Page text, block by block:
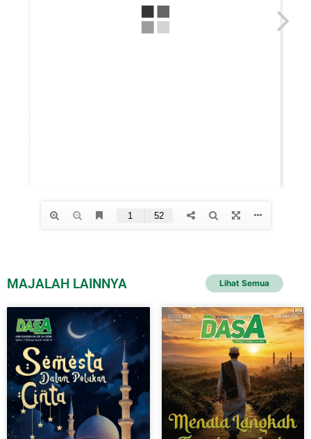
MAJALAH LAINNYA Lihat Semua